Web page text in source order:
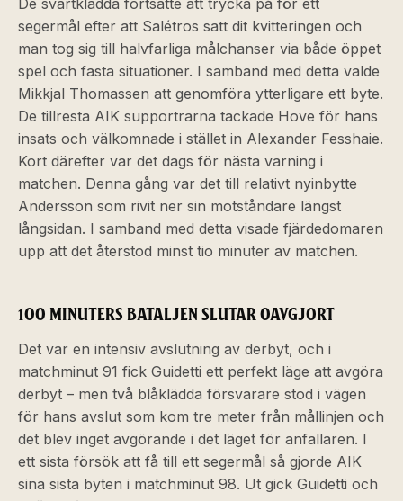
De svartklädda fortsatte att trycka på för ett
segermål efter att Salétros satt dit kvitteringen och
man tog sig till halvfarliga målchanser via både öppet
spel och fasta situationer. I samband med detta valde
Mikkjal Thomassen att genomföra ytterligare ett byte.
De tillresta AIK supportrarna tackade Hove för hans
insats och välkomnade i stället in Alexander Fesshaie.
Kort därefter var det dags för nästa varning i
matchen. Denna gång var det till relativt nyinbytte
Andersson som rivit ner sin motståndare längst
långsidan. I samband med detta visade fjärdedomaren
upp att det återstod minst tio minuter av matchen.
100 MINUTERS BATALJEN SLUTAR OAVGJORT
Det var en intensiv avslutning av derbyt, och i
matchminut 91 fick Guidetti ett perfekt läge att avgöra
derbyt – men två blåklädda försvarare stod i vägen
för hans avslut som kom tre meter från mållinjen och
det blev inget avgörande i det läget för anfallaren. I
ett sista försök att få till ett segermål så gjorde AIK
sina sista byten i matchminut 98. Ut gick Guidetti och